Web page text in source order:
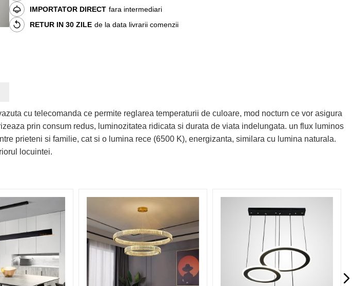
IMPORTATOR DIRECT fara intermediari
RETUR IN 30 ZILE de la data livrarii comenzii
cu telecomanda ce permite reglarea temperaturii de culoare, mod nocturn ce vor asigura
prin consum redus, luminozitatea ridicata si durata de viata indelungata. un flux luminos
prieteni si familie, cat si o lumina rece (6500 K), energizanta, similara cu lumina naturala.
locuintei.